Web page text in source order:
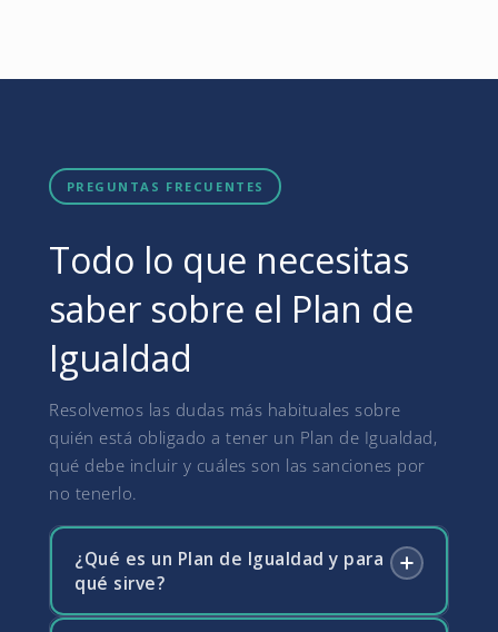
PREGUNTAS FRECUENTES
Todo lo que necesitas
saber sobre el Plan de
Igualdad
Resolvemos las dudas más habituales sobre
quién está obligado a tener un Plan de Igualdad,
qué debe incluir y cuáles son las sanciones por
no tenerlo.
¿Qué es un Plan de Igualdad y para
qué sirve?